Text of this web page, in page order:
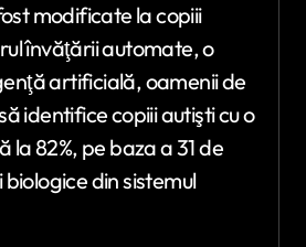
modificate la copiii
învăţării automate, o
artificială, oamenii de
identifice copiii autişti cu o
la 82%, pe baza a 31 de
din sistemul